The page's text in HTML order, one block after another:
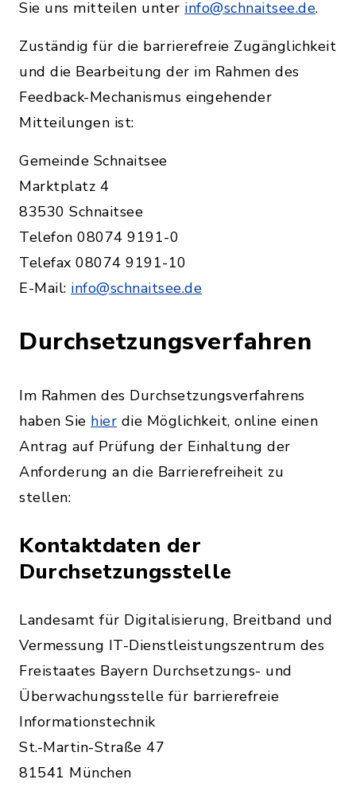
Sie uns mitteilen unter info@schnaitsee.de.
Zuständig für die barrierefreie Zugänglichkeit
und die Bearbeitung der im Rahmen des
Feedback-Mechanismus eingehender
Mitteilungen ist:
Gemeinde Schnaitsee
Marktplatz 4
83530 Schnaitsee
Telefon 08074 9191-0
Telefax 08074 9191-10
E-Mail: info@schnaitsee.de
Durchsetzungsverfahren
Im Rahmen des Durchsetzungsverfahrens
haben Sie hier die Möglichkeit, online einen
Antrag auf Prüfung der Einhaltung der
Anforderung an die Barrierefreiheit zu
stellen:
Kontaktdaten der
Durchsetzungsstelle
Landesamt für Digitalisierung, Breitband und
Vermessung IT-Dienstleistungszentrum des
Freistaates Bayern Durchsetzungs- und
Überwachungsstelle für barrierefreie
Informationstechnik
St.-Martin-Straße 47
81541 München